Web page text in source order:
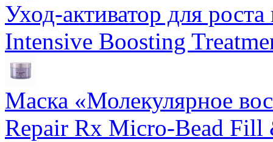
Уход-активатор для
Intensive Boosting
Маска «Молекулярное
Repair Rx Micro-Bead Fill